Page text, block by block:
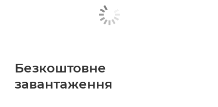
Безкоштовне
завантаження